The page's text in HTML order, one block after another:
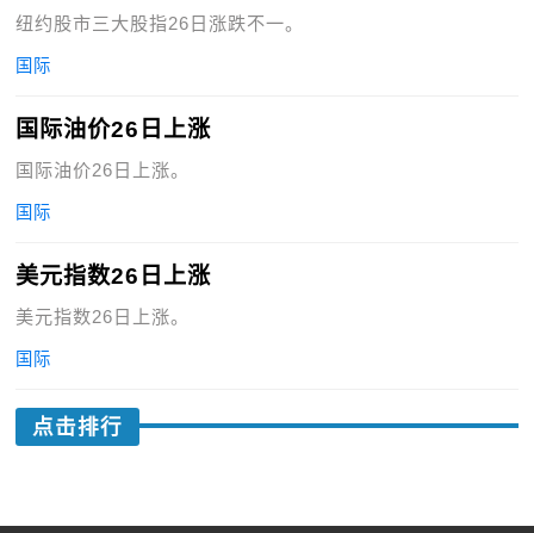
纽约股市三大股指26日涨跌不一。
国际
国际油价26日上涨
国际油价26日上涨。
国际
美元指数26日上涨
美元指数26日上涨。
国际
点击排行